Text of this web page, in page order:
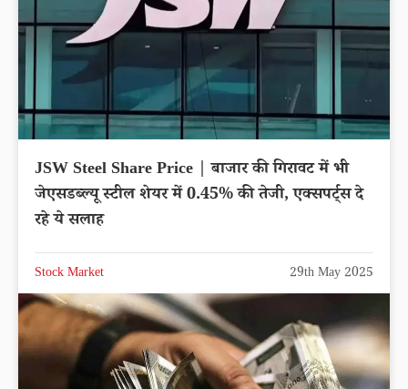
JSW Steel Share Price | बाजार की गिरावट में भी
जेएसडब्ल्यू स्टील शेयर में 0.45% की तेजी, एक्सपर्ट्स दे
रहे ये सलाह
Stock Market 29th May 2025